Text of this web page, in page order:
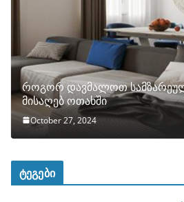
როგორ დავმალოთ
მისაღებ ოთახში
October 27, 2024
ტეგები